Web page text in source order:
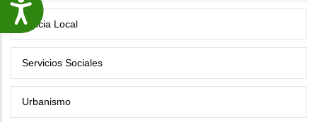
Accesibilidade
Policia Local
Servicios Sociales
Urbanismo